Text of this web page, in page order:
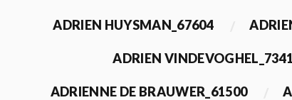
ADRIEN HUYSMAN_67604
ADRIEN VINDEVOGHEL_7341
ADRIENNE DE BRAUWER_61500